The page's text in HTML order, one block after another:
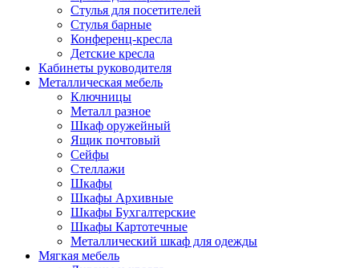
Стулья для посетителей
Стулья барные
Конференц-кресла
Детские кресла
Кабинеты руководителя
Металлическая мебель
Ключницы
Металл разное
Шкаф оружейный
Ящик почтовый
Сейфы
Стеллажи
Шкафы
Шкафы Архивные
Шкафы Бухгалтерские
Шкафы Картотечные
Металлический шкаф для одежды
Мягкая мебель